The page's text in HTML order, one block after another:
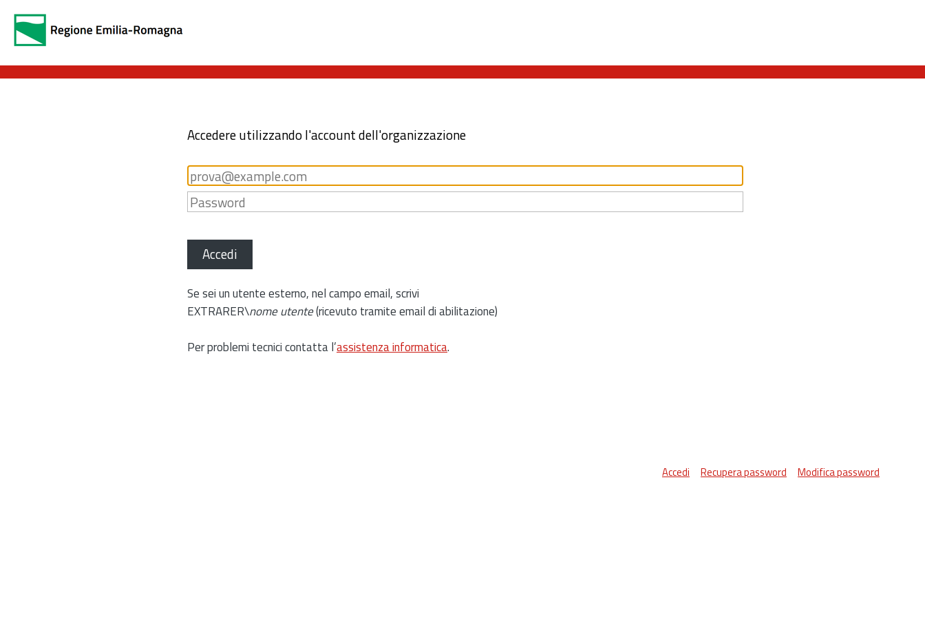
Accedere utilizzando l'account dell'organizzazione
Accedi
Se sei un utente esterno, nel campo email, scrivi
EXTRARER\nome utente(ricevuto tramite email di abilitazione)
Per problemi tecnici contatta l’assistenza informatica.
Accedi Recupera password Modifica password